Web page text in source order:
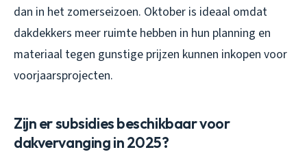
dan in het zomerseizoen. Oktober is ideaal omdat
dakdekkers meer ruimte hebben in hun planning en
materiaal tegen gunstige prijzen kunnen inkopen voor
voorjaarsprojecten.
Zijn er subsidies beschikbaar voor
dakvervanging in 2025?